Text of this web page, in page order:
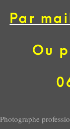
Par
Ou
Photographe